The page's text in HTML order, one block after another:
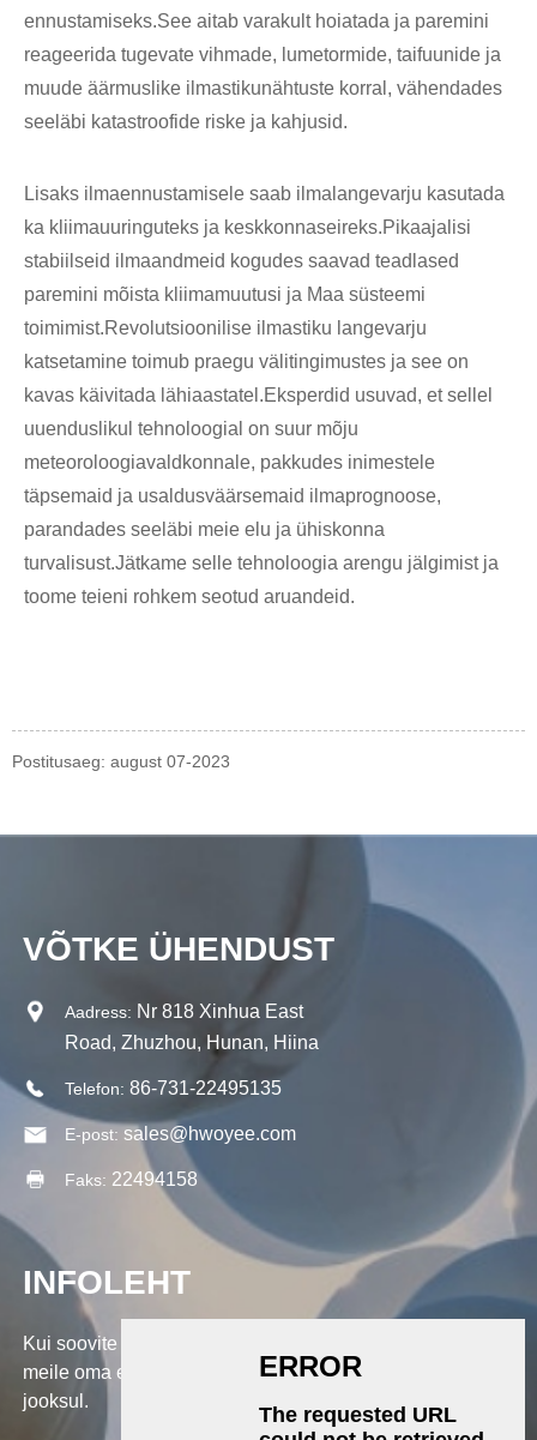
ennustamiseks.See aitab varakult hoiatada ja paremini
reageerida tugevate vihmade, lumetormide, taifuunide ja
muude äärmuslike ilmastikunähtuste korral, vähendades
seeläbi katastroofide riske ja kahjusid.
Lisaks ilmaennustamisele saab ilmalangevarju kasutada
ka kliimauuringuteks ja keskkonnaseireks.Pikaajalisi
stabiilseid ilmaandmeid kogudes saavad teadlased
paremini mõista kliimamuutusi ja Maa süsteemi
toimimist.Revolutsioonilise ilmastiku langevarju
katsetamine toimub praegu välitingimustes ja see on
kavas käivitada lähiaastatel.Eksperdid usuvad, et sellel
uuenduslikul tehnoloogial on suur mõju
meteoroloogiavaldkonnale, pakkudes inimestele
täpsemaid ja usaldusväärsemaid ilmaprognoose,
parandades seeläbi meie elu ja ühiskonna
turvalisust.Jätkame selle tehnoloogia arengu jälgimist ja
toome teieni rohkem seotud aruandeid.
Postitusaeg: august 07-2023
VÕTKE ÜHENDUST
Aadress: Nr 818 Xinhua East
Road, Zhuzhou, Hunan, Hiina
Telefon: 86-731-22495135
E-post: sales@hwoyee.com
Faks: 22494158
INFOLEHT
Kui soovite küsida meie toodete või hinnakirja kohta, jätke
meile oma e-kiri ja me võtame teiega ühendust 24 tunni
jooksul.